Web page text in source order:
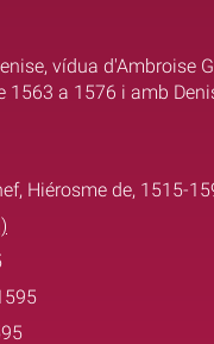
vídua d'Ambroise
1563 a 1576 i amb
Hiérosme de, 1515-